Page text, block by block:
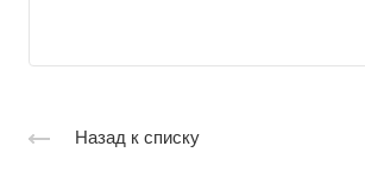
Назад к списку